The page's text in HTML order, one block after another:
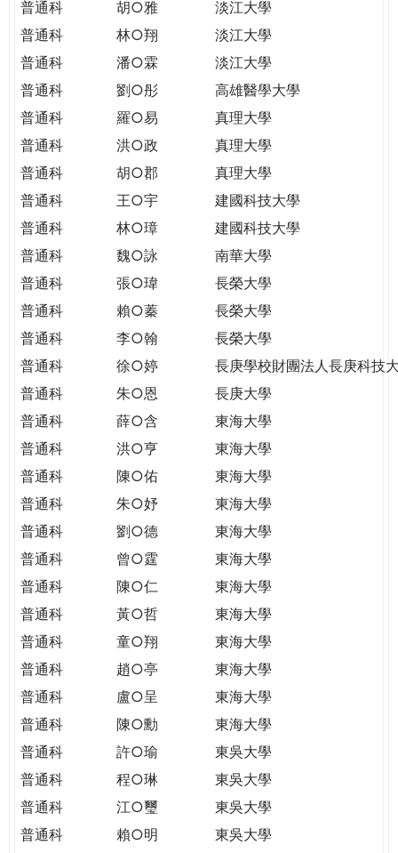
普通科 胡○雅
淡江大學
普通科
林○翔
淡江大學
普通科
潘○霖
淡江大學
普通科
劉○彤
高雄醫學大學
普通科
羅○易
真理大學
普通科
洪○政
真理大學
普通科
胡○郡
真理大學
普通科
王○宇
建國科技大學
普通科
林○璋
建國科技大學
普通科
魏○詠
南華大學
普通科
張○瑋
長榮大學
普通科
賴○蓁
長榮大學
普通科
李○翰
長榮大學
普通科
徐○婷
長庚學校財團法人長庚科技
普通科
朱○恩
長庚大學
普通科
薛○含
東海大學
普通科
洪○亨
東海大學
普通科
陳○佑
東海大學
普通科
朱○妤
東海大學
普通科
劉○德
東海大學
普通科
曾○霆
東海大學
普通科
陳○仁
東海大學
普通科
黃○哲
東海大學
普通科
童○翔
東海大學
普通科
趙○亭
東海大學
普通科
盧○呈
東海大學
普通科
陳○勳
東海大學
普通科
許○瑜
東吳大學
普通科
程○琳
東吳大學
普通科
江○璽
東吳大學
普通科
賴○明
東吳大學